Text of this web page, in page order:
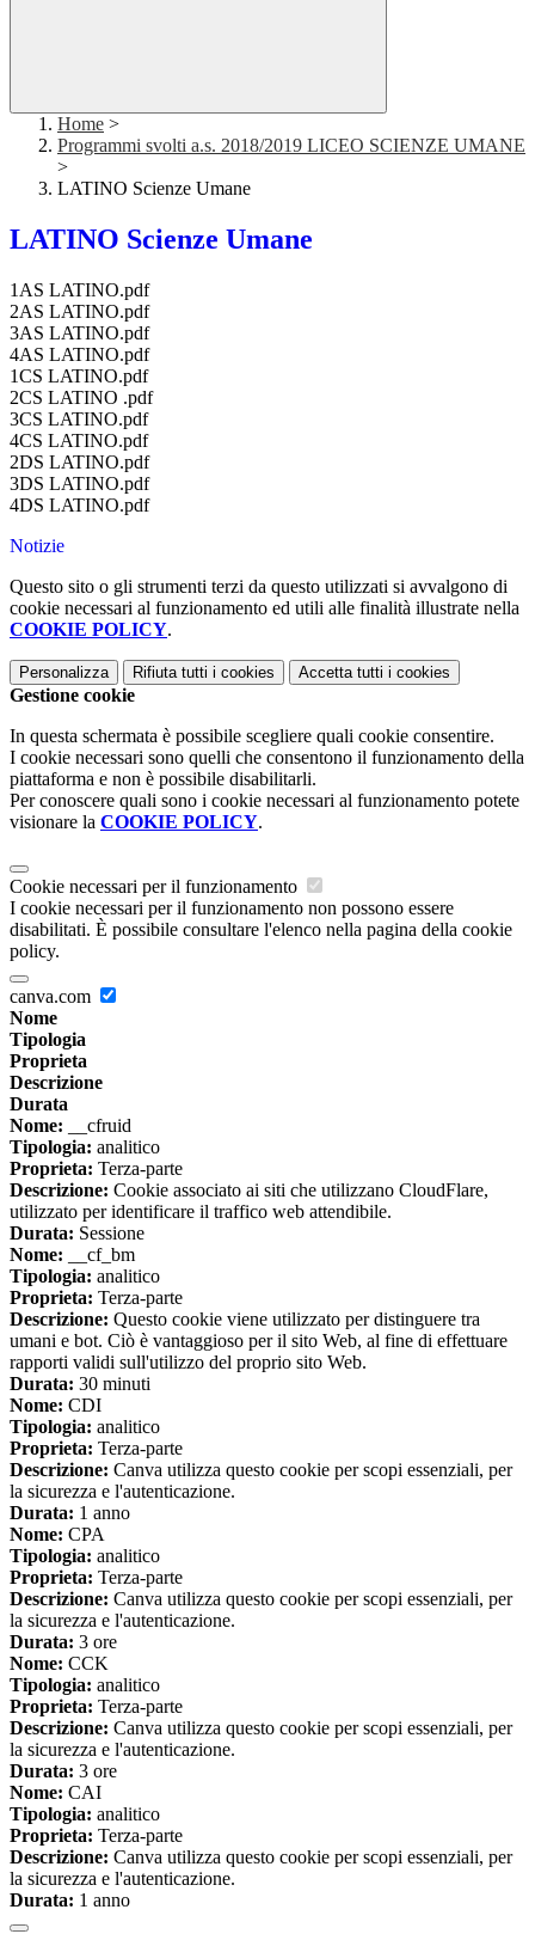
Home >
Programmi svolti a.s. 2018/2019 LICEO SCIENZE UMANE
>
LATINO Scienze Umane
LATINO Scienze Umane
1AS LATINO.pdf
2AS LATINO.pdf
3AS LATINO.pdf
4AS LATINO.pdf
1CS LATINO.pdf
2CS LATINO .pdf
3CS LATINO.pdf
4CS LATINO.pdf
2DS LATINO.pdf
3DS LATINO.pdf
4DS LATINO.pdf
Notizie
Questo sito o gli strumenti terzi da questo utilizzati si avvalgono di
cookie necessari al funzionamento ed utili alle finalità illustrate nella
COOKIE POLICY.
Personalizza Rifiuta tutti i cookies Accetta tutti i cookies
Gestione cookie
In questa schermata è possibile scegliere quali cookie consentire.
I cookie necessari sono quelli che consentono il funzionamento della
piattaforma e non è possibile disabilitarli.
Per conoscere quali sono i cookie necessari al funzionamento potete
visionare la COOKIE POLICY.
Cookie necessari per il funzionamento
I cookie necessari per il funzionamento non possono essere
disabilitati. È possibile consultare l'elenco nella pagina della cookie
policy.
canva.com
Nome
Tipologia
Proprieta
Descrizione
Durata
Nome: __cfruid
Tipologia: analitico
Proprieta: Terza-parte
Descrizione: Cookie associato ai siti che utilizzano CloudFlare,
utilizzato per identificare il traffico web attendibile.
Durata: Sessione
Nome: __cf_bm
Tipologia: analitico
Proprieta: Terza-parte
Descrizione: Questo cookie viene utilizzato per distinguere tra
umani e bot. Ciò è vantaggioso per il sito Web, al fine di effettuare
rapporti validi sull'utilizzo del proprio sito Web.
Durata: 30 minuti
Nome: CDI
Tipologia: analitico
Proprieta: Terza-parte
Descrizione: Canva utilizza questo cookie per scopi essenziali, per
la sicurezza e l'autenticazione.
Durata: 1 anno
Nome: CPA
Tipologia: analitico
Proprieta: Terza-parte
Descrizione: Canva utilizza questo cookie per scopi essenziali, per
la sicurezza e l'autenticazione.
Durata: 3 ore
Nome: CCK
Tipologia: analitico
Proprieta: Terza-parte
Descrizione: Canva utilizza questo cookie per scopi essenziali, per
la sicurezza e l'autenticazione.
Durata: 3 ore
Nome: CAI
Tipologia: analitico
Proprieta: Terza-parte
Descrizione: Canva utilizza questo cookie per scopi essenziali, per
la sicurezza e l'autenticazione.
Durata: 1 anno